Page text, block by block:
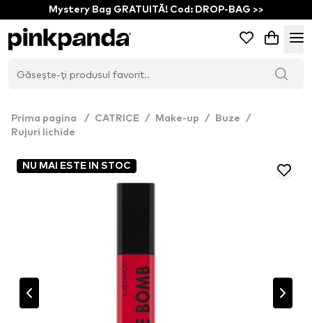
Mystery Bag GRATUITĂ! Cod: DROP-BAG >>
Prima pagina / CATRICE / Make-up / Buze
/
Rujuri lichide
NU MAI ESTE IN STOC